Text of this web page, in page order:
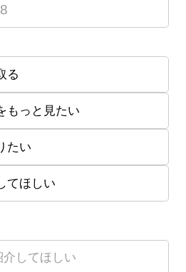
る
もっと見たい
たい
てほしい